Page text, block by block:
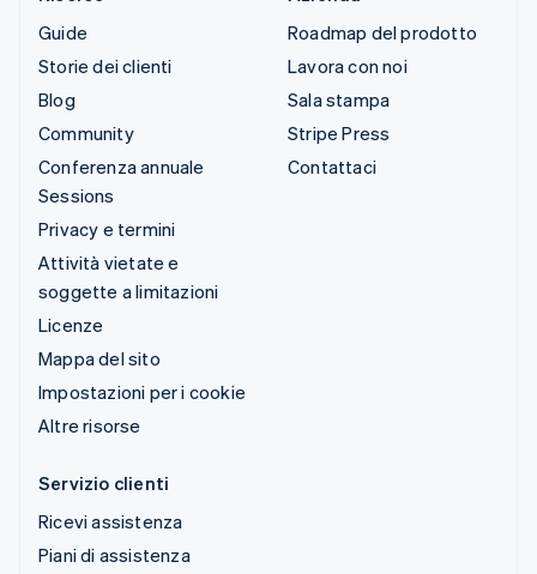
Guide
Storie dei clienti
Blog
Community
Conferenza annuale
Sessions
Privacy e termini
Attività vietate e
soggette a limitazioni
Licenze
Mappa del sito
Impostazioni per i cookie
Altre risorse
Roadmap del prodotto
Lavora con noi
Sala stampa
Stripe Press
Contattaci
Servizio clienti
Ricevi assistenza
Piani di assistenza